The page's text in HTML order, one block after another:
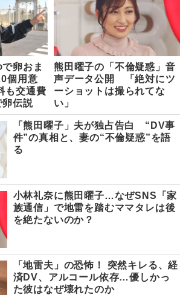
卵おま
個用意
も交通費
卵伝説
熊田曜子の「不倫疑惑」音
声データ公開 「絶対にツ
ーショットは撮られてな
い」
「熊田曜子」夫が独占告白 “DV事
件”の真相と、妻の“不倫疑惑”を語
る
小林礼奈に熊田曜子…なぜSNS「家
族通信」で地雷を踏むママタレは後
を絶たないのか？
「地雷夫」の恐怖！ 突然キレる、経
済DV、アルコール依存…優しかっ
た彼はなぜ壊れたのか